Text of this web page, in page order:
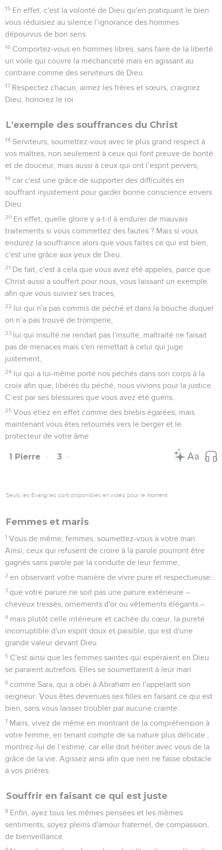
15 En effet, c'est la volonté de Dieu qu'en pratiquant le bien
vous réduisiez au silence l’ignorance des hommes
dépourvus de bon sens.
16 Comportez-vous en hommes libres, sans faire de la liberté
un voile qui couvre la méchanceté mais en agissant au
contraire comme des serviteurs de Dieu.
17 Respectez chacun, aimez les frères et sœurs, craignez
Dieu, honorez le roi.
L'exemple des souffrances du Christ
18 Serviteurs, soumettez-vous avec le plus grand respect à
vos maîtres, non seulement à ceux qui font preuve de bonté
et de douceur, mais aussi à ceux qui ont l’esprit pervers,
19 car c'est une grâce de supporter des difficultés en
souffrant injustement pour garder bonne conscience envers
Dieu.
20 En effet, quelle gloire y a-t-il à endurer de mauvais
traitements si vous commettez des fautes ? Mais si vous
endurez la souffrance alors que vous faites ce qui est bien,
c'est une grâce aux yeux de Dieu.
21 De fait, c'est à cela que vous avez été appelés, parce que
Christ aussi a souffert pour nous, vous laissant un exemple
afin que vous suiviez ses traces,
22 lui qui n'a pas commis de péché et dans la bouche duquel
on n’a pas trouvé de tromperie,
23 lui qui insulté ne rendait pas l'insulte, maltraité ne faisait
pas de menaces mais s'en remettait à celui qui juge
justement,
24 lui qui a lui-même porté nos péchés dans son corps à la
croix afin que, libérés du péché, nous vivions pour la justice.
C’est par ses blessures que vous avez été guéris.
25 Vous étiez en effet comme des brebis égarées, mais
maintenant vous êtes retournés vers le berger et le
protecteur de votre âme.
1 Pierre 3
Seuls les Évangiles sont disponibles en vidéo pour le moment.
Femmes et maris
1 Vous de même, femmes, soumettez-vous à votre mari.
Ainsi, ceux qui refusent de croire à la parole pourront être
gagnés sans parole par la conduite de leur femme,
2 en observant votre manière de vivre pure et respectueuse :
3 que votre parure ne soit pas une parure extérieure –
cheveux tressés, ornements d'or ou vêtements élégants –
4 mais plutôt celle intérieure et cachée du cœur, la pureté
incorruptible d'un esprit doux et paisible, qui est d'une
grande valeur devant Dieu.
5 C'est ainsi que les femmes saintes qui espéraient en Dieu
se paraient autrefois. Elles se soumettaient à leur mari
6 comme Sara, qui a obéi à Abraham en l'appelant son
seigneur. Vous êtes devenues ses filles en faisant ce qui est
bien, sans vous laisser troubler par aucune crainte.
7 Maris, vivez de même en montrant de la compréhension à
votre femme, en tenant compte de sa nature plus délicate ;
montrez-lui de l’estime, car elle doit hériter avec vous de la
grâce de la vie. Agissez ainsi afin que rien ne fasse obstacle
à vos prières.
Souffrir en faisant ce qui est juste
8 Enfin, ayez tous les mêmes pensées et les mêmes
sentiments, soyez pleins d'amour fraternel, de compassion,
de bienveillance.